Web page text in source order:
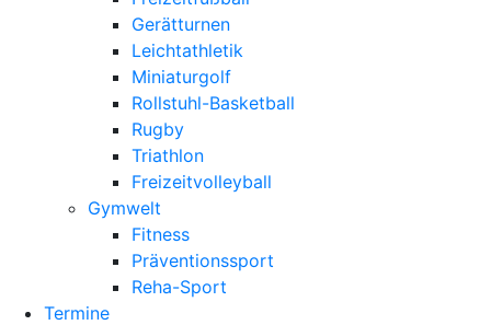
Gerätturnen
Leichtathletik
Miniaturgolf
Rollstuhl-Basketball
Rugby
Triathlon
Freizeitvolleyball
Gymwelt
Fitness
Präventionssport
Reha-Sport
Termine